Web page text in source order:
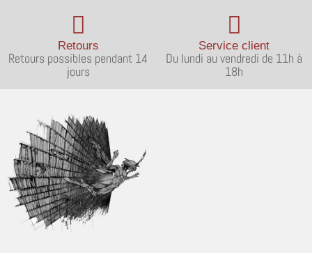
Retours
Retours possibles pendant 14
jours
Service client
Du lundi au vendredi de 11h à
18h